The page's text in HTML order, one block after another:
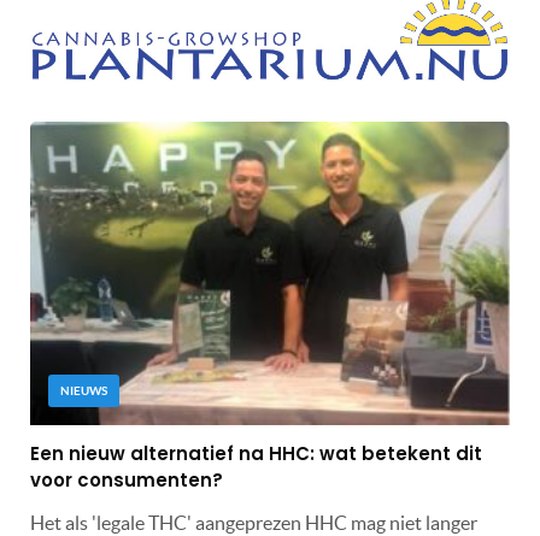
NIEUWS
Een nieuw alternatief na HHC: wat betekent dit
voor consumenten?
Het als 'legale THC' aangeprezen HHC mag niet langer